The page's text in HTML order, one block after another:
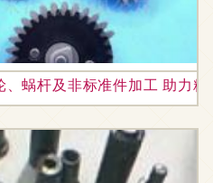
蜗杆及非标准件加工 助力